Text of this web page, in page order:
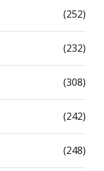
(252)
(232)
(308)
(242)
(248)